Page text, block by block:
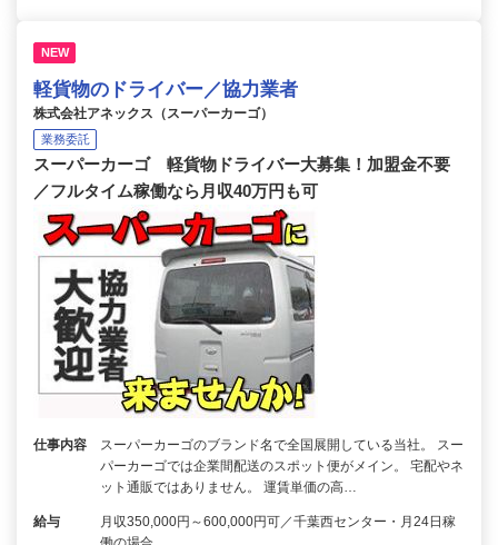
NEW
軽貨物のドライバー／協力業者
株式会社アネックス（スーパーカーゴ）
業務委託
スーパーカーゴ 軽貨物ドライバー大募集！加盟金不要
／フルタイム稼働なら月収40万円も可
仕事内容
スーパーカーゴのブランド名で全国展開している当社。 スー
パーカーゴでは企業間配送のスポット便がメイン。 宅配やネ
ット通販ではありません。 運賃単価の高…
給与
月収350,000円～600,000円可／千葉西センター・月24日稼